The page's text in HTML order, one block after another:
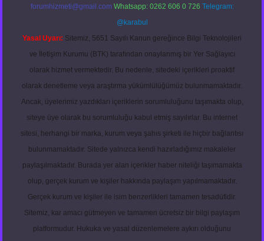
forumhizmeti@gmail.com Whatsapp: 0262 606 0 726 Telegram:
@karabul
Yasal Uyarı: Sitemiz, 5651 Sayılı Kanun gereğince Bilgi Teknolojileri
ve İletişim Kurumu (BTK) tarafından onaylanmış bir Yer Sağlayıcı
olarak hizmet vermektedir. Bu nedenle, sitedeki içerikleri proaktif
olarak denetleme veya araştırma yükümlülüğümüz bulunmamaktadır.
Ancak, üyelerimiz yazdıkları içeriklerin sorumluluğunu taşımakta olup,
siteye üye olarak bu sorumluluğu kabul etmiş sayılırlar. Bu internet
sitesi, herhangi bir marka, kurum veya şahıs şirketi ile hiçbir bağlantısı
bulunmamaktadır. Sitede yalnızca kendi hazırladığımız makaleler
paylaşılmaktadır. Burada yer alan içerikler haber niteliği taşımamakta
olup, gerçek kurum ve kişiler hakkında paylaşım yapılmamaktadır.
Gerçek kurum ve kişiler ile isim benzerlikleri tamamen tesadüfidir.
Sitemiz, kar amacı gütmeyen ve tamamen ücretsiz bir bilgi paylaşım
platformudur. Hukuka ve yasal düzenlemelere aykırı olduğunu